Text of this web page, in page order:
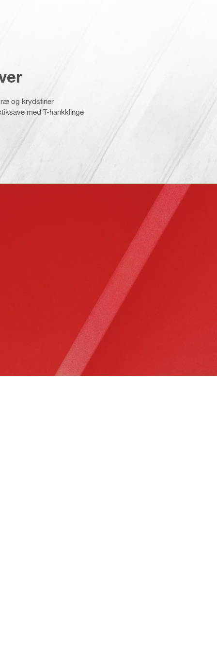
og krydsfiner
med T-hankklinge